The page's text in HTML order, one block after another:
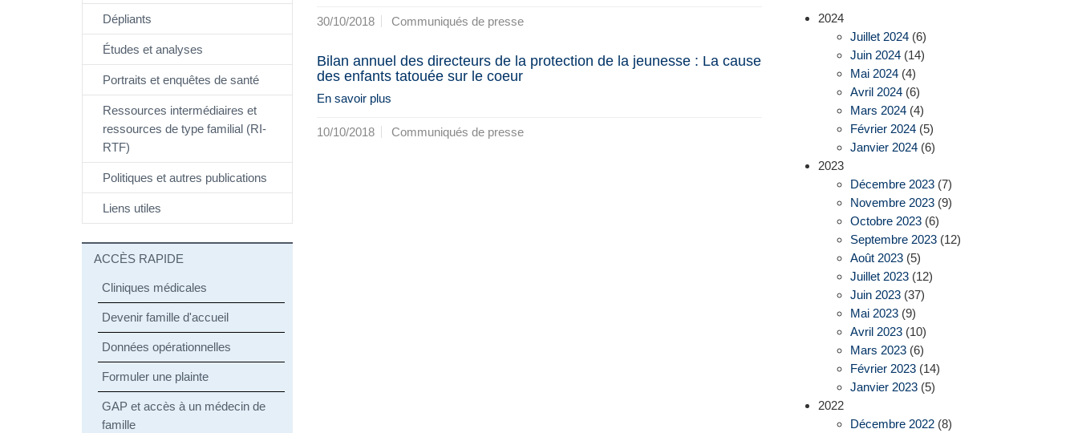
Dépliants
Études et analyses
Portraits et enquêtes de santé
Ressources intermédiaires et
ressources de type familial (RI-
RTF)
Politiques et autres publications
Liens utiles
ACCÈS RAPIDE
Cliniques médicales
Devenir famille d'accueil
Données opérationnelles
Formuler une plainte
GAP et accès à un médecin de
famille
30/10/2018 Communiqués de presse
Bilan annuel des directeurs de la protection de la jeunesse : La cause
des enfants tatouée sur le coeur
En savoir plus
10/10/2018 Communiqués de presse
2024
Juillet 2024(6)
Juin 2024(14)
Mai 2024(4)
Avril 2024(6)
Mars 2024(4)
Février 2024(5)
Janvier 2024(6)
2023
Décembre 2023(7)
Novembre 2023(9)
Octobre 2023(6)
Septembre 2023(12)
Août 2023(5)
Juillet 2023(12)
Juin 2023(37)
Mai 2023(9)
Avril 2023(10)
Mars 2023(6)
Février 2023(14)
Janvier 2023(5)
2022
Décembre 2022(8)